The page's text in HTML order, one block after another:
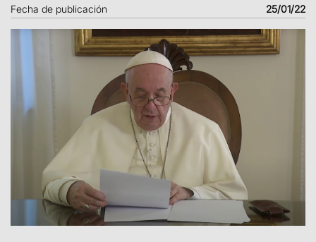
Fecha de publicación 25/01/22